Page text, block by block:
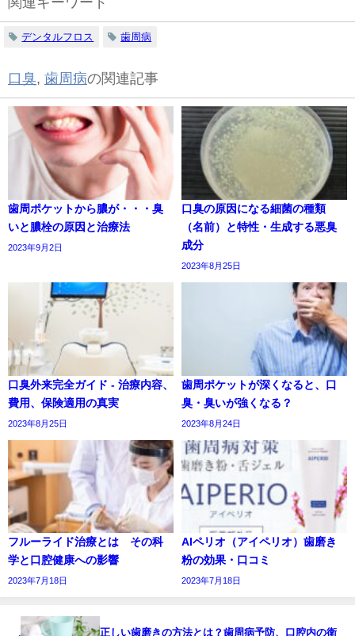
デンタルフロス 歯周病
口臭, 歯周病の関連記事
歯周ポケットから膿が・・・臭
いと膿栓の原因と治療法
2023年9月2日
口臭の原因になる細菌の種類
（名前）と特性・生成する悪臭
成分
2023年8月25日
口臭外来完全ガイド - 治療内容、
費用、保険適用の真実
2023年8月25日
歯周ポケットが深くなると、口
臭・臭いが強くなる？
2023年8月24日
フルーライド治療とは その科
学と口腔健康への影響
2023年7月18日
AIペリオ（アイペリオ）歯磨き
粉の効果・口コミ
2023年7月18日
正しい歯磨きの方法とは？歯周病予防、口腔内の衛